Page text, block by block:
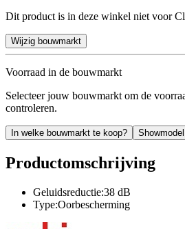
Dit product is in deze winkel niet voor
Wijzig bouwmarkt
Voorraad in de bouwmarkt
Selecteer jouw bouwmarkt om de
controleren.
In welke bouwmarkt te koop?
Productomschrijving
Geluidsreductie:38 dB
Type:Oorbescherming